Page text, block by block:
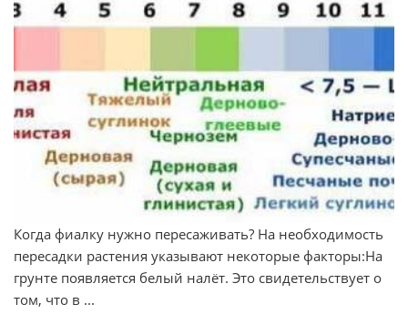
Когда фиалку нужно пересаживать? На необходимость
пересадки растения указывают некоторые факторы:На
грунте появляется белый налёт. Это свидетельствует о
том, что в ...